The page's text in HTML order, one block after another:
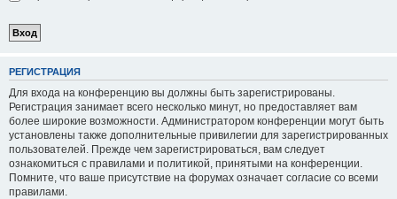
РЕГИСТРАЦИЯ
Для входа на конференцию вы должны быть зарегистрированы.
Регистрация занимает всего несколько минут, но предоставляет вам
более широкие возможности. Администратором конференции могут быть
установлены также дополнительные привилегии для зарегистрированных
пользователей. Прежде чем зарегистрироваться, вам следует
ознакомиться с правилами и политикой, принятыми на конференции.
Помните, что ваше присутствие на форумах означает согласие со всеми
правилами.